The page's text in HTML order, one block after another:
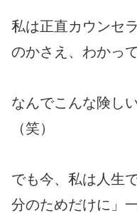
私は正直カウンセ
のかさえ、わかっ
なんでこんな険し
（笑）
でも今、私は人生
分のためだけに」